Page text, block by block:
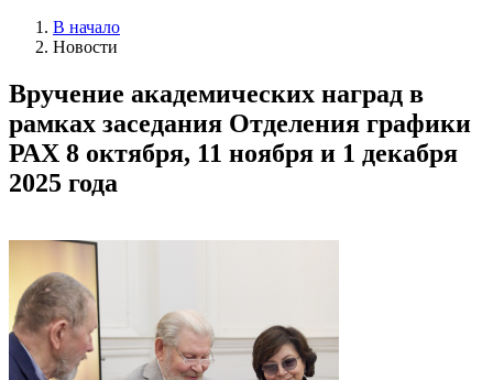
В начало
Новости
Вручение академических наград в
рамках заседания Отделения графики
РАХ 8 октября, 11 ноября и 1 декабря
2025 года